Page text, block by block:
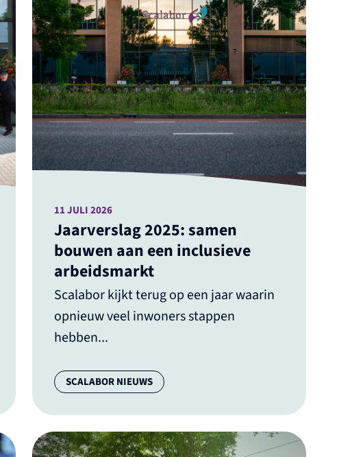
Jaarverslag 2025: samen
bouwen aan een inclusieve
arbeidsmarkt
Scalabor kijkt terug op een jaar waarin
opnieuw veel inwoners stappen
hebben...
11 JULI 2026
Categorie:
SCALABOR NIEUWS